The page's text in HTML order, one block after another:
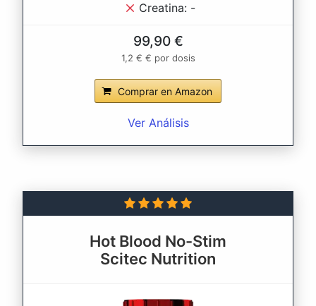
Creatina: -
99,90 €
1,2 € € por dosis
Comprar en Amazon
Ver Análisis
Hot Blood No-Stim
Scitec Nutrition